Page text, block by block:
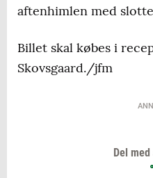
aftenhimlen med
Billet skal købes i
Skovsgaard./jfm
Del